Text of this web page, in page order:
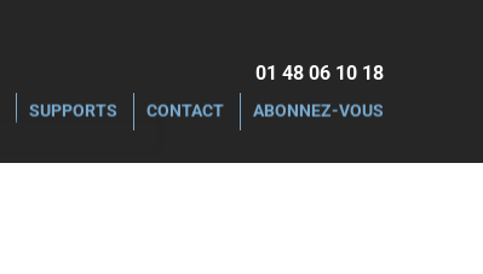
01 48 06 10 18‬
SUPPORTS CONTACT ABONNEZ-VOUS